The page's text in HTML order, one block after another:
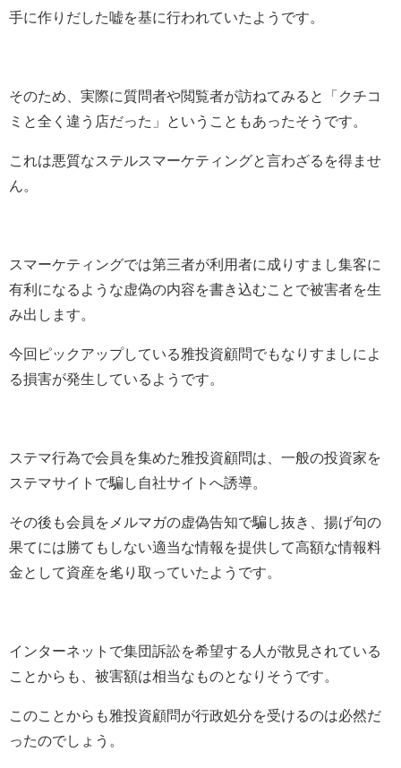
手に作りだした嘘を基に行われていたようです。
そのため、実際に質問者や閲覧者が訪ねてみると「クチコ
ミと全く違う店だった」ということもあったそうです。
これは悪質なステルスマーケティングと言わざるを得ませ
ん。
スマーケティングでは第三者が利用者に成りすまし集客に
有利になるような虚偽の内容を書き込むことで被害者を生
み出します。
今回ピックアップしている雅投資顧問でもなりすましによ
る損害が発生しているようです。
ステマ行為で会員を集めた雅投資顧問は、一般の投資家を
ステマサイトで騙し自社サイトへ誘導。
その後も会員をメルマガの虚偽告知で騙し抜き、揚げ句の
果てには勝てもしない適当な情報を提供して高額な情報料
金として資産を毟り取っていたようです。
インターネットで集団訴訟を希望する人が散見されている
ことからも、被害額は相当なものとなりそうです。
このことからも雅投資顧問が行政処分を受けるのは必然だ
ったのでしょう。